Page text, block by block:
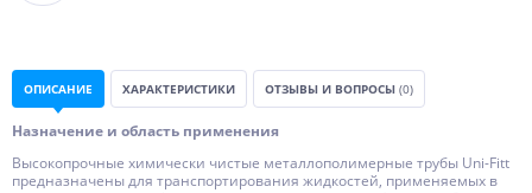
ОПИСАНИЕ ХАРАКТЕРИСТИКИ ОТЗЫВЫ И ВОПРОСЫ (0)
Назначение и область применения
Высокопрочные химически чистые металлополимерные трубы Uni-Fitt
предназначены для транспортирования жидкостей, применяемых в